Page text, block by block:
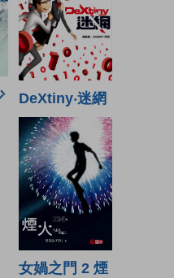
DeXtiny‧迷網
女媧之門 2 煙